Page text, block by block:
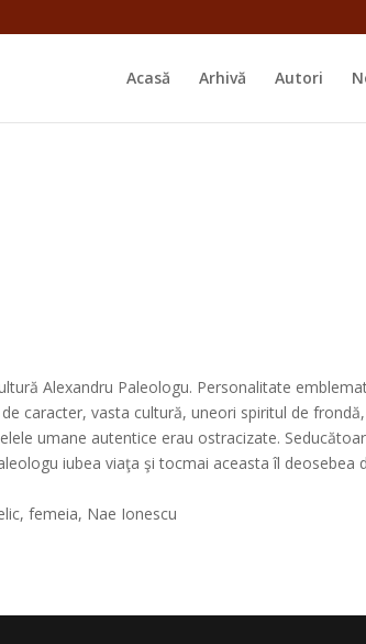
Acasă Arhivă Autori
Alexandru Paleologu. Personalitate
caracter, vasta cultură, uneori spiritul de
umane autentice erau ostracizate.
iubea viaţa şi tocmai aceasta îl
femeia, Nae Ionescu